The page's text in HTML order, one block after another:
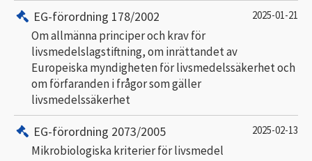
EG-förordning 178/2002 2025-01-21
Om allmänna principer och krav för
livsmedelslagstiftning, om inrättandet av
Europeiska myndigheten för livsmedelssäkerhet och
om förfaranden i frågor som gäller
livsmedelssäkerhet
EG-förordning 2073/2005 2025-02-13
Mikrobiologiska kriterier för livsmedel